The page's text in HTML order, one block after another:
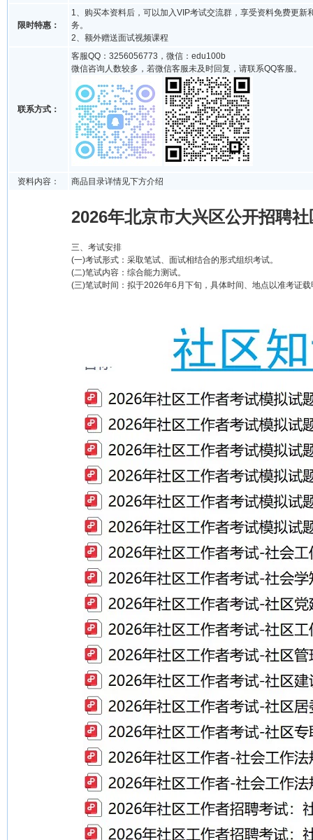
限时特惠：
1、购买本资料后，可以加入VIP考试交流群，享受资料免费更新
务。
2、额外赠送面试视频课程
联系方式：
客服QQ：3256056773，微信：edu100b
微信咨询人数较多，若微信客服未及时回复，请联系QQ客服。
资料内容： 商品目录详情见下方介绍
2026年北京市大兴区公开招聘
三、考试安排
(一)考试形式：采取笔试、面试相结合的形式组织考试。
(二)笔试内容：综合能力测试。
(三)笔试时间：拟于2026年6月下旬，具体时间、地点以准考证载